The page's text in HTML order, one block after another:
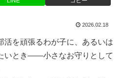
2026.02.18
活を頑張るわが子に、あるいは
いとき——小さなお守りとして